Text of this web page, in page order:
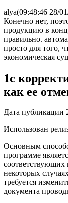
alya(09:48:46 28/
Конечно нет,
продукцию в
правильно.
просто для того,
экономическая
1с
как ее
Дата публикации
Использован
Основным
программе
соответствующих
некоторых
требуется
документа